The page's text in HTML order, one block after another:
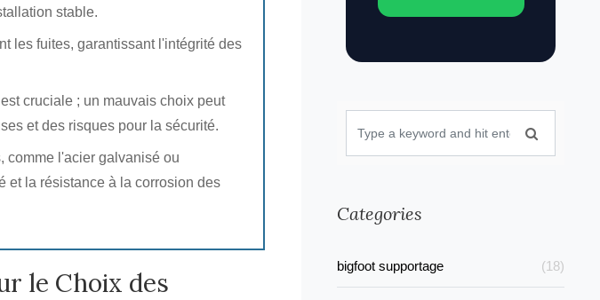
stable.
les fuites, garantissant l'intégrité des
cruciale ; un mauvais choix peut
et des risques pour la sécurité.
comme l'acier galvanisé ou
et la résistance à la corrosion des
le Choix des
Categories
bigfoot supportage (18)